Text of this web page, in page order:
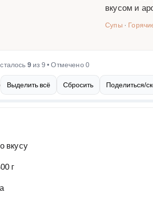
вкусом и
Супы ·
9из 9 • Отмечено0
Выделить всё Сбросить Поделиться/
вкусу
г